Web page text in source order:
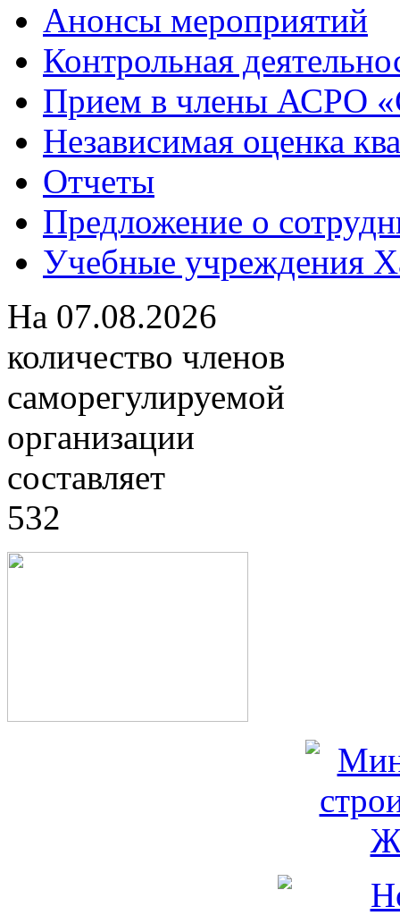
Анонсы мероприятий
Контрольная
Прием в члены АСРО
Независимая оценка
Отчеты
Предложение о
Учебные учреждения
На 07.08.2026
количество членов
саморегулируемой
организации
составляет
532